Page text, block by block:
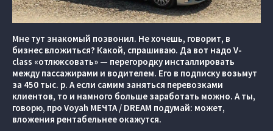
Мне тут знакомый позвонил. Не хочешь, говорит, в
бизнес вложиться? Какой, спрашиваю. Да вот надо V-
class «отлюксовать» — перегородку инсталлировать
между пассажирами и водителем. Его в подписку возьмут
за 450 тыс. р. А если самим заняться перевозками
клиентов, то и намного больше заработать можно. А ты,
говорю, про Voyah МЕЧТА / DREAM подумай: может,
вложения рентабельнее окажутся.